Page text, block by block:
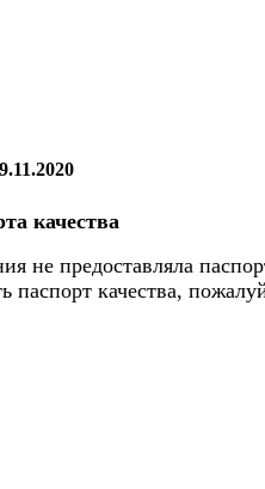
качества
не предоставляла
паспорт качества,